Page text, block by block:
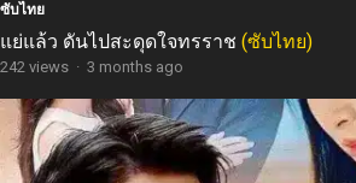
ซับไทย
แย่แล้ว ดันไปสะดุดใจทรราช (ซับไทย)
242 views · 3 months ago